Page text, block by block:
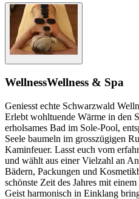
WellnessWellness & Spa
Geniesst echte Schwarzwald
Erlebt wohltuende Wärme in den
erholsames Bad im Sole-Pool,
Seele baumeln im grosszügigen
Kaminfeuer. Lasst euch vom
und wählt aus einer Vielzahl an
Bädern, Packungen und
schönste Zeit des Jahres mit
Geist harmonisch in Einklang